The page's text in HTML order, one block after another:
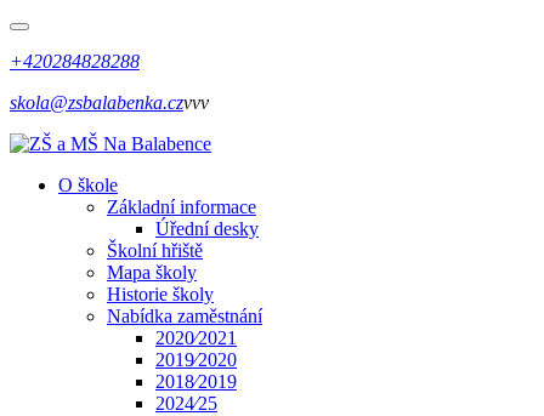
+420284828288
skola@zsbalabenka.czvvv
O škole
Základní informace
Úřední desky
Školní hřiště
Mapa školy
Historie školy
Nabídka zaměstnání
2020⁄2021
2019⁄2020
2018⁄2019
2024⁄25